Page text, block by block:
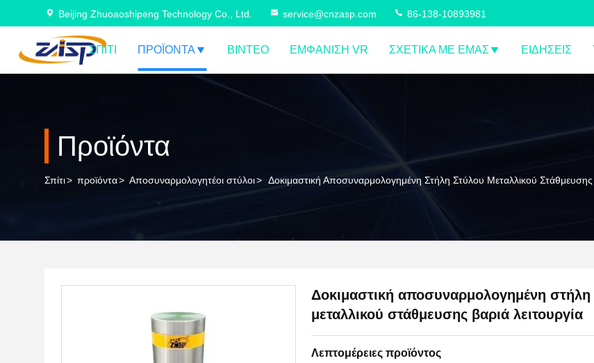
Beijing Zhuoaoshipeng Technology Co., Ltd. service@cnzasp.com 86-138-10893981
ΣΠΊΤΙ ΠΡΟΪΌΝΤΑ ΒΊΝΤΕΟ ΕΜΦΆΝΙΣΗ VR ΣΧΕΤΙΚΆ ΜΕ ΕΜΆΣ ΕΙΔΉΣΕΙΣ
Προϊόντα
Σπίτι> προϊόντα> Αποσυναρμολογητέοι στύλοι> Δοκιμαστική Αποσυναρμολογημένη Στήλη Στύλου Μεταλλικού Στάθμευσης
Δοκιμαστική αποσυναρμολογημένη
μεταλλικού στάθμευσης βαριά λειτουργία
Λεπτομέρειες προϊόντος